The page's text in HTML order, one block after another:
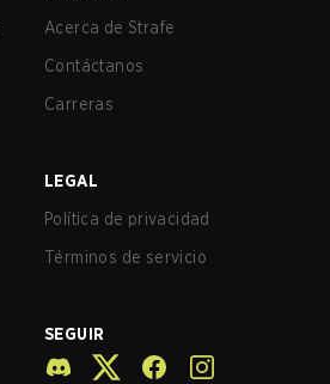
Acerca de Strafe
Contáctanos
Carreras
LEGAL
Política de privacidad
Términos de servicio
SEGUIR